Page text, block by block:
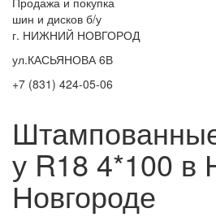
шин и дисков б/у
г. НИЖНИЙ НОВГОРОД
ул.КАСЬЯНОВА 6В
+7 (831) 424-05-06
у R18 4*100 в
Новгороде